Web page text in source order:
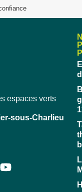
espaces verts
sous-Charlieu